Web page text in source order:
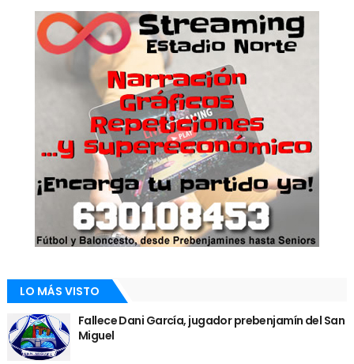
LO MÁS VISTO
Fallece Dani García, jugador prebenjamín del San
Miguel